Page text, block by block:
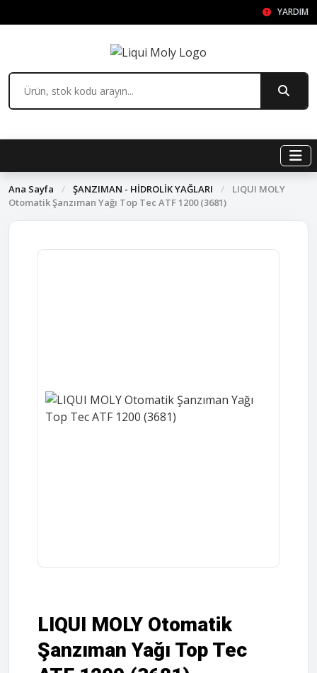
YARDIM
Ana Sayfa / ŞANZIMAN - HİDROLİK YAĞLARI /
LIQUI MOLY
Otomatik Şanzıman Yağı Top Tec ATF 1200 (3681)
LIQUI MOLY Otomatik
Şanzıman Yağı Top Tec